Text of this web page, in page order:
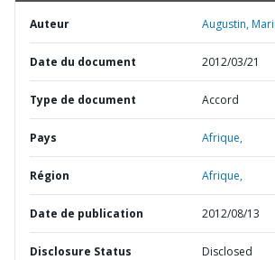
Auteur Augustin,
Date du document 2012/03/21
Type de document Accord
Pays Afrique,
Région Afrique,
Date de publication 2012/08/13
Disclosure Status Disclosed